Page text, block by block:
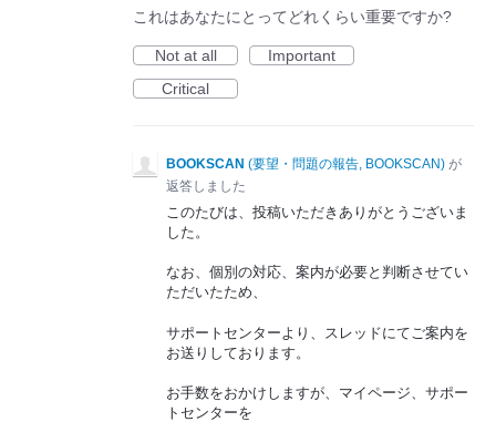
これはあなたにとってどれくらい重要ですか?
Not at all
Important
Critical
BOOKSCAN (要望・問題の報告, BOOKSCAN) が
返答しました
このたびは、投稿いただきありがとうございま
した。
なお、個別の対応、案内が必要と判断させてい
ただいたため、
サポートセンターより、スレッドにてご案内を
お送りしております。
お手数をおかけしますが、マイページ、サポー
トセンターを